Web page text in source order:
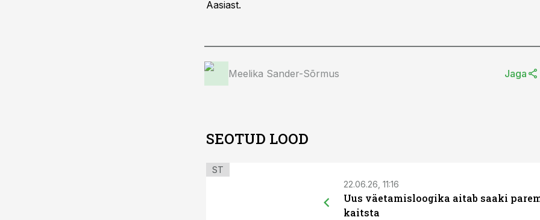
Aasiast.
Meelika Sander-Sõrmus Jaga
SEOTUD LOOD
ST
22.06.26, 11:16
Uus väetamisloogika aitab saaki
kaitsta